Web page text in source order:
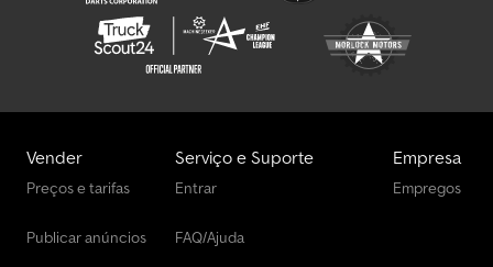
Vender
Preços e tarifas
Publicar anúncios
Serviço e Suporte
Entrar
FAQ/Ajuda
Empresa
Empregos